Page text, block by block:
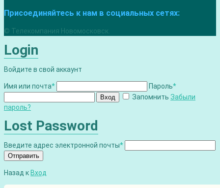
Присоединяйтесь к нам в социальных сетях:
© Телекомпания Новомосковск.
Login
Войдите в свой аккаунт
Имя или почта* Пароль*
Вход Запомнить Забыли
пароль?
Lost Password
Введите адрес электронной почты*
Отправить
Назад к Вход